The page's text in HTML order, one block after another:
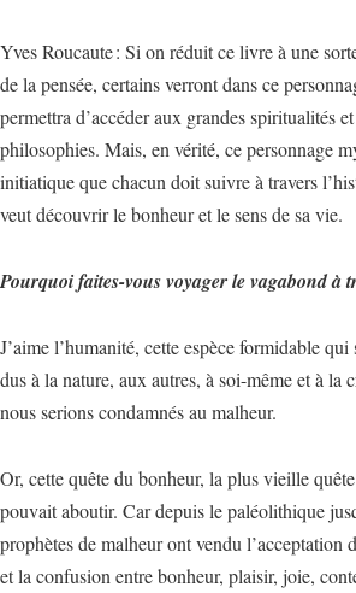
Yves Roucaute : Si on réduit ce livre à une
de la pensée, certains verront dans ce
permettra d’accéder aux grandes spiritualités
philosophies. Mais, en vérité, ce personnage
initiatique que chacun doit suivre à travers
veut découvrir le bonheur et le sens de sa vie.
Pourquoi faites-vous voyager le vagabond à
J’aime l’humanité, cette espèce formidable
dus à la nature, aux autres, à soi-même et à la
nous serions condamnés au malheur.
Or, cette quête du bonheur, la plus vieille
pouvait aboutir. Car depuis le paléolithique
prophètes de malheur ont vendu l’acceptation
et la confusion entre bonheur, plaisir, joie,